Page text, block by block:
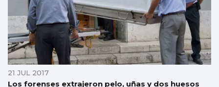
21 JUL 2017
Los forenses extrajeron pelo, uñas y dos huesos